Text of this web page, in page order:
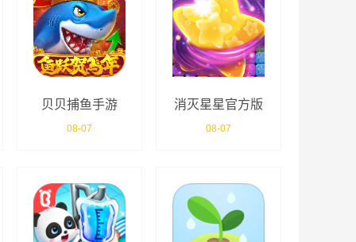
贝贝捕鱼手游
08-07
消灭星星官方版
08-07